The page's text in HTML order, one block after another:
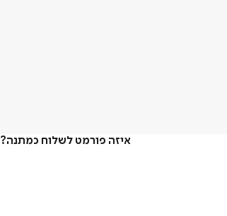
איזה פורמט לשלוח כמתנה?